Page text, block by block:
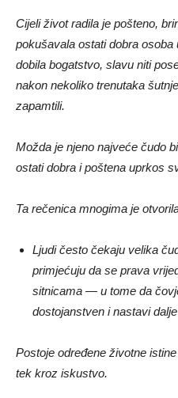
Cijeli život radila je pošteno,
pokušavala ostati dobra
dobila bogatstvo, slavu niti
nakon nekoliko trenutaka
zapamtili.
Možda je njeno najveće čudo
ostati dobra i poštena uprkos
Ta rečenica mnogima je
Ljudi često čekaju velika
primjećuju da se prava
sitnicama — u tome da
dostojanstven i nastavi
Postoje određene životne
tek kroz iskustvo.